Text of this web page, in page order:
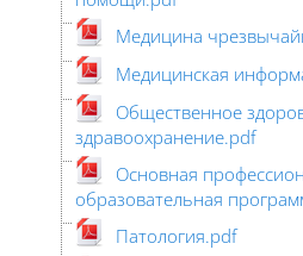
Медицина
Медицинская
Общественное
здравоохранение.pdf
Основная
образовательная
Патология.pdf